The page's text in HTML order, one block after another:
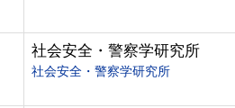
社会安全・警察学研究所
社会安全・警察学研究所